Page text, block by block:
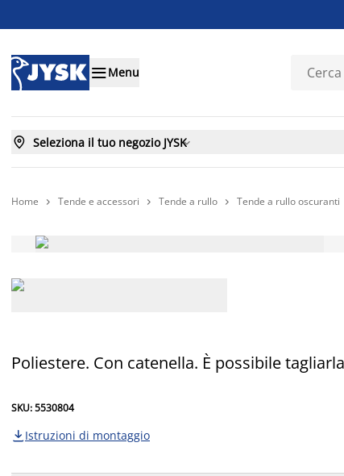
Menu
 Seleziona il tuo negozio JYSK
Home  Tende e accessori  Tende a rullo  Tende a rullo oscuranti
Poliestere. Con catenella. È possibile
SKU: 5530804
 Istruzioni di montaggio